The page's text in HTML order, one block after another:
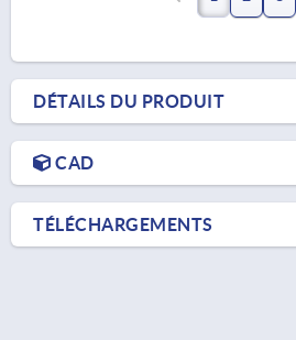
DÉTAILS DU PRODUIT
CAD
TÉLÉCHARGEMENTS